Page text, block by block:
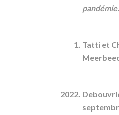
Tatti et